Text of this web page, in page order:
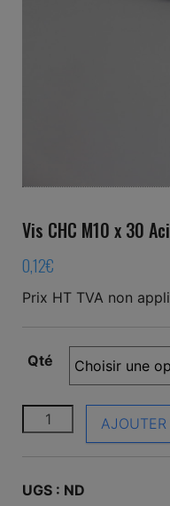
Vis CHC M10 x 30
0,12€
Prix HT TVA non
Qté
quantité de Vis
UGS : ND